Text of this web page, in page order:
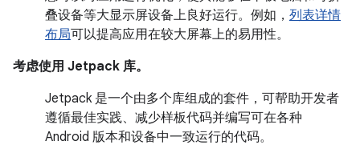
叠设备等大显示屏设备上良好运行。例如， 列表详情
布局可以提高应用在较大屏幕上的易用性。
考虑使用 Jetpack 库。
Jetpack 是一个由多个库组成的套件，可帮助开发者
遵循最佳实践、减少样板代码并编写可在各种
Android 版本和设备中一致运行的代码。